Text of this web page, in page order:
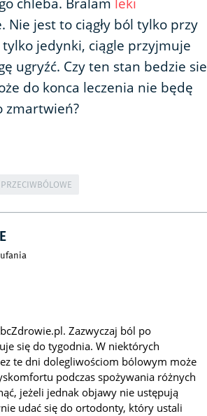
Nie jest to ciągły ból tylko przy
jedynki, ciągle przyjmuje
ugryźć. Czy ten stan bedzie sie
do konca leczenia nie będę
zmartwień?
Zazwyczaj ból po
się do tygodnia. W niektórych
te dni dolegliwościom bólowym może
podczas spożywania różnych
jeżeli jednak objawy nie ustępują
udać się do ortodonty, który ustali